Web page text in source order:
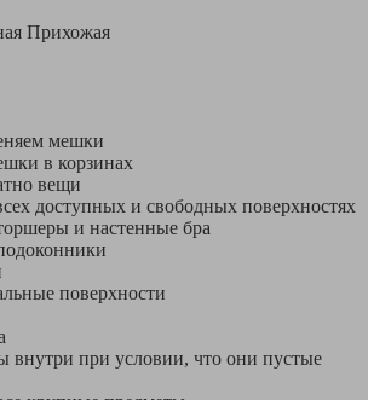
мешки
в корзинах
вещи
доступных и свободных поверхностях
и настенные бра
поверхности
при условии, что они пустые